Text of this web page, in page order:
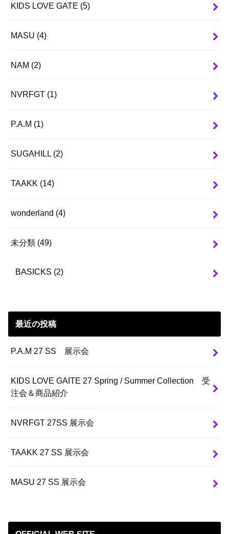
KIDS LOVE GATE (5)
MASU (4)
NAM (2)
NVRFGT (1)
P.A.M (1)
SUGAHILL (2)
TAAKK (14)
wonderland (4)
未分類 (49)
BASICKS (2)
最近の投稿
P.A.M 27 SS 展示会
KIDS LOVE GAITE 27 Spring / Summer Collection 受
注会＆商品紹介
NVRFGT 27SS 展示会
TAAKK 27 SS 展示会
MASU 27 SS 展示会